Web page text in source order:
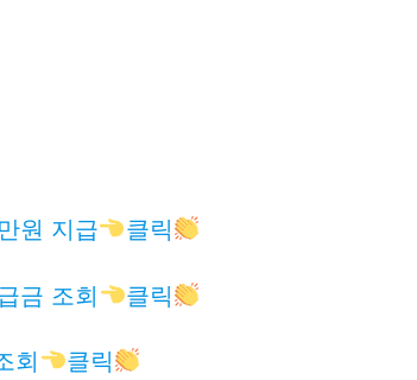
원 지급 클릭
금 조회 클릭
회 클릭